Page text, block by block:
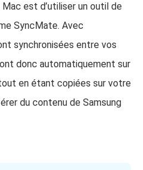
est d’utiliser un outil de
SyncMate. Avec
synchronisées entre vos
donc automatiquement sur
en étant copiées sur votre
du contenu de Samsung